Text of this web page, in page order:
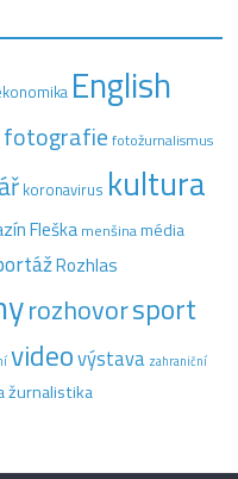
English
fotografie fotožurnalismus
koronavirus kultura
Fleška menšinamédia
Rozhlas
rozhovorsport
videovýstava zahraniční
žurnalistika